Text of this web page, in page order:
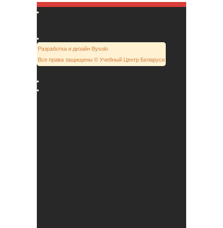
Разработка и дизайн Bysolo
Все права защищены © Учебный Центр Беларуси